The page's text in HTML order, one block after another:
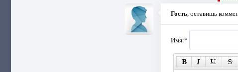
Гость, оставишь
Имя:*